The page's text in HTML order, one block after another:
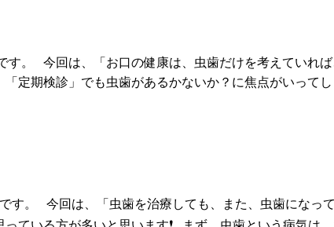
す。 今回は、「お口の健康は、虫歯だけを考えてい
定期検診」でも虫歯があるかないか？に焦点がいっ
す。 今回は、「虫歯を治療しても、また、虫歯にな